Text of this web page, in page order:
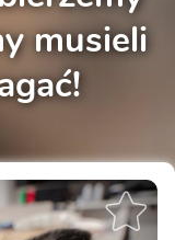
musieli